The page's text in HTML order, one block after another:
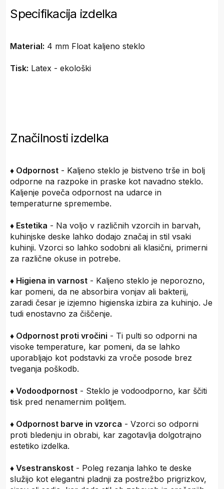
Specifikacija izdelka
Material: 4 mm Float kaljeno steklo
Tisk: Latex - ekološki
Značilnosti izdelka
♦ Odpornost - Kaljeno steklo je bistveno trše in bolj
odporne na razpoke in praske kot navadno steklo.
Kaljenje poveča odpornost na udarce in
temperaturne spremembe.
♦ Estetika - Na voljo v različnih vzorcih in barvah,
kuhinjske deske lahko dodajo značaj in stil vsaki
kuhinji. Vzorci so lahko sodobni ali klasični, primerni
za različne okuse in potrebe.
♦ Higiena in varnost - Kaljeno steklo je neporozno,
kar pomeni, da ne absorbira vonjav ali bakterij,
zaradi česar je izjemno higienska izbira za kuhinjo. Je
tudi enostavno za čiščenje.
♦ Odpornost proti vročini - Ti pulti so odporni na
visoke temperature, kar pomeni, da se lahko
uporabljajo kot podstavki za vroče posode brez
tveganja poškodb.
♦ Vodoodpornost - Steklo je vodoodporno, kar ščiti
tisk pred nenamernim politjem.
♦ Odpornost barve in vzorca - Vzorci so odporni
proti bledenju in obrabi, kar zagotavlja dolgotrajno
estetiko izdelka.
♦ Vsestranskost - Poleg rezanja lahko te deske
služijo kot elegantni pladnji za postrežbo prigrizkov,